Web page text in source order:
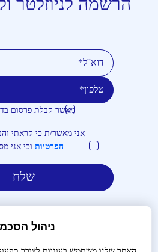
מאשר קבלת פרסום
אני מאשר/ת כי קראתי
הפרטיות וכי אני
ניהול